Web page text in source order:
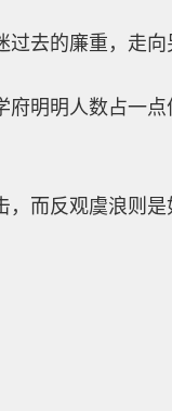
去的廉重，走向
明明人数占一
而反观虞浪则